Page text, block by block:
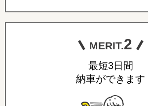
MERIT.2
最短3日間
納車ができます